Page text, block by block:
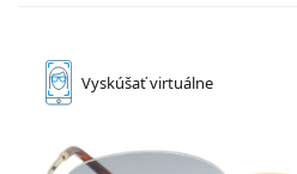
Vyskúšaťvirtuálne